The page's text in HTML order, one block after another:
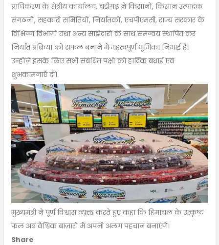
प्राधिकरण के क्षेत्रीय कार्यालय, चंडीगढ़ ने किसानों, किसान उत्पादक
संगठनों, सहकारी समितियों, निर्यातकों, एचपीएमसी, राज्य सरकार के
विभिन्न विभागों तथा अन्य साझेदारों के साथ समन्वय स्थापित कर
निर्यात प्रक्रिया को सफल बनाने में महत्वपूर्ण भूमिका निभाई है।
उन्होंने इसके लिए सभी संबंधित पक्षों को हार्दिक बधाई एवं
शुभकामनाएँ दीं।
मुख्यमंत्री ने पूर्ण विश्वास व्यक्त करते हुए कहा कि हिमाचल के उत्कृष्ट
फल अब वैश्विक बाज़ारों में अपनी अलग पहचान बनाएंगे।
Share